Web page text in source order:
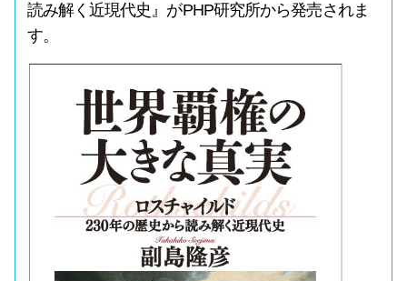
読み解く近現代史』がPHP研究所から発売されま
す。